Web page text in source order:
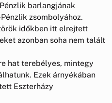
barlangjának
zsombolyához.
időkben itt elrejtett
azonban soha nem talált
hat terebélyes, mintegy
Ezek árnyékában
Eszterházy